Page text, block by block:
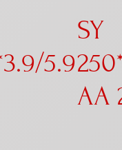
5.9
SY
AA